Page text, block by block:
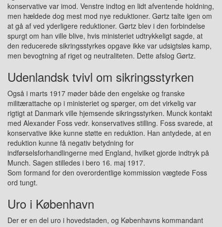
konservative var imod. Venstre indtog en lidt afventende holdning,
men hældede dog mest mod nye reduktioner. Gørtz talte igen om
at gå af ved yderligere reduktioner. Gørtz blev i den forbindelse
spurgt om han ville blive, hvis ministeriet udtrykkeligt sagde, at
den reducerede sikringsstyrkes opgave ikke var udsigtsløs kamp,
men bevogtning af riget og neutraliteten. Dette afslog Gørtz.
Udenlandsk tvivl om sikringsstyrken
Også i marts 1917 møder både den engelske og franske
militærattache op i ministeriet og spørger, om det virkelig var
rigtigt at Danmark ville hjemsende sikringsstyrken. Munck kontakt
med Alexander Foss vedr. konservatives stilling. Foss svarede, at
konservative ikke kunne støtte en reduktion. Han antydede, at en
reduktion kunne få negativ betydning for
indførselsforhandlingerne med England, hvilket gjorde indtryk på
Munch. Sagen stilledes i bero 16. maj 1917.
Som formand for den overordentlige kommission vægtede Foss
ord tungt.
Uro i København
Der er en del uro i hovedstaden, og Københavns kommandant